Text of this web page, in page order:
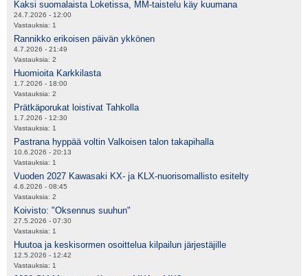
Kaksi suomalaista Loketissa, MM-taistelu käy kuumana
24.7.2026 - 12:00
Vastauksia: 1
Rannikko erikoisen päivän ykkönen
4.7.2026 - 21:49
Vastauksia: 2
Huomioita Karkkilasta
1.7.2026 - 18:00
Vastauksia: 2
Prätkäporukat loistivat Tahkolla
1.7.2026 - 12:30
Vastauksia: 1
Pastrana hyppää voltin Valkoisen talon takapihalla
10.6.2026 - 20:13
Vastauksia: 1
Vuoden 2027 Kawasaki KX- ja KLX-nuorisomallisto esitelty
4.6.2026 - 08:45
Vastauksia: 2
Koivisto: "Oksennus suuhun"
27.5.2026 - 07:30
Vastauksia: 1
Huutoa ja keskisormen osoittelua kilpailun järjestäjille
12.5.2026 - 12:42
Vastauksia: 1